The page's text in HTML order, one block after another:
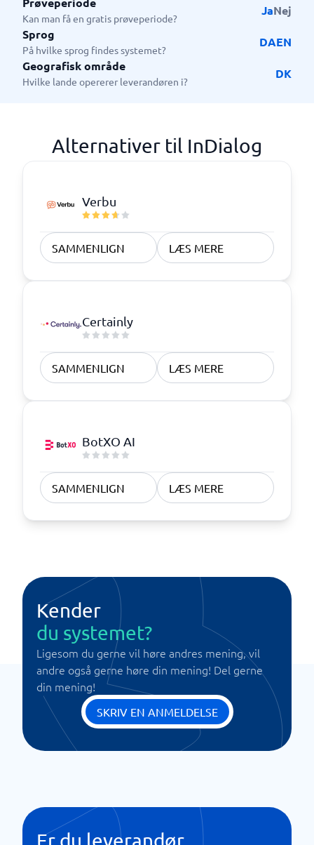
Kan man få en gratis prøveperiode?
JaNej
Sprog
På hvilke sprog findes systemet?
DAEN
Geografisk område
Hvilke lande opererer leverandøren i?
DK
Alternativer til InDialog
Verbu
SAMMENLIGN LÆS MERE
Certainly
SAMMENLIGN LÆS MERE
BotXO AI
SAMMENLIGN LÆS MERE
Kender
du systemet?
Ligesom du gerne vil høre andres mening, vil
andre også gerne høre din mening! Del gerne
din mening!
SKRIV EN ANMELDELSE